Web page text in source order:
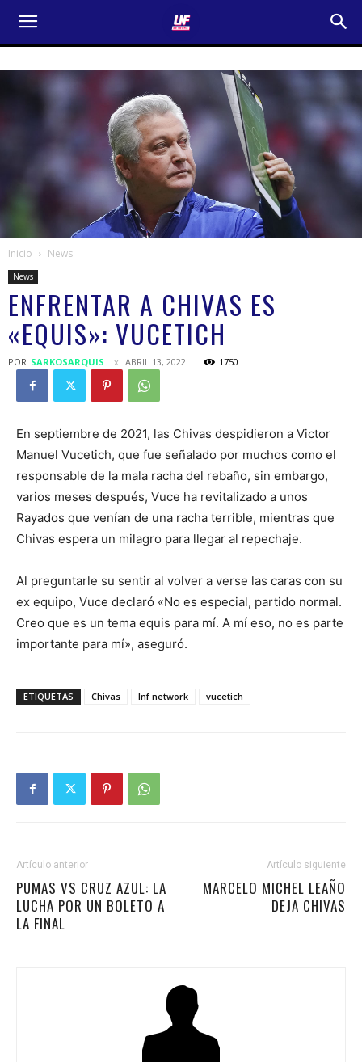
Inicio News
News
ENFRENTAR A CHIVAS ES
«EQUIS»: VUCETICH
POR SARKOSARQUIS ABRIL 13, 2022 1750
En septiembre de 2021, las Chivas despidieron a Victor
Manuel Vucetich, que fue señalado por muchos como el
responsable de la mala racha del rebaño, sin embargo,
varios meses después, Vuce ha revitalizado a unos
Rayados que venían de una racha terrible, mientras que
Chivas espera un milagro para llegar al repechaje.
Al preguntarle su sentir al volver a verse las caras con su
ex equipo, Vuce declaró «No es especial, partido normal.
Creo que es un tema equis para mí. A mí eso, no es parte
importante para mí», aseguró.
ETIQUETAS Chivas lnf network vucetich
Artículo anterior
PUMAS VS CRUZ AZUL: LA
LUCHA POR UN BOLETO A
LA FINAL
Artículo siguiente
MARCELO MICHEL LEAÑO
DEJA CHIVAS